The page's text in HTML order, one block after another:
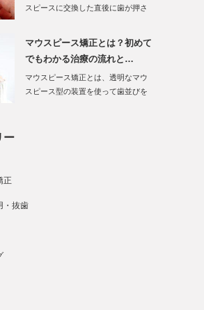
スピースに交換した直後に歯が押さ
マウスピース矯正とは？初めて
でもわかる治療の流れと…
マウスピース矯正とは、透明なマウ
スピース型の装置を使って歯並びを
ー
正
・抜歯